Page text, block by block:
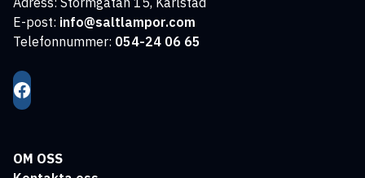
E-post: info@saltlampor.com
Telefonnummer: 054-24 06 65
OM OSS